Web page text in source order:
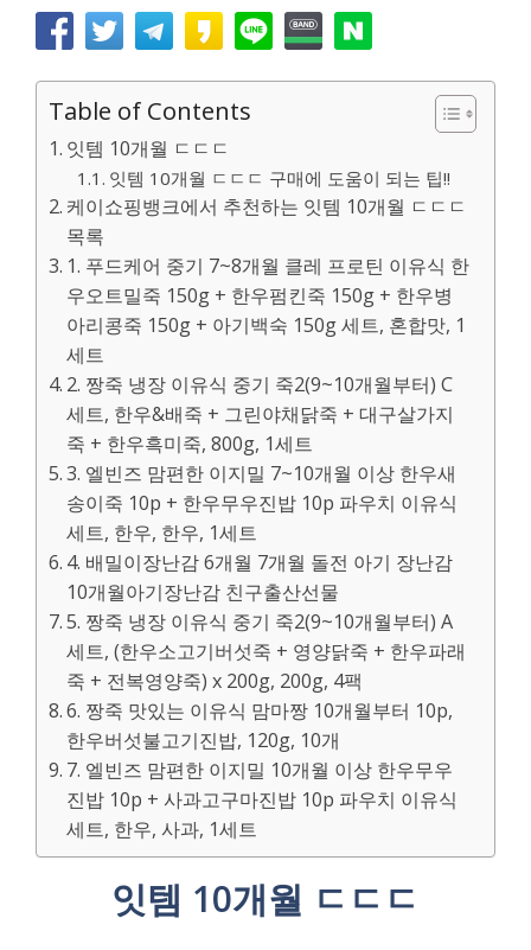
Table of Contents
잇템 10개월 ㄷㄷㄷ
잇템 10개월 ㄷㄷㄷ 구매에 도움이 되는 팁!!
케이쇼핑뱅크에서 추천하는 잇템 10개월 ㄷㄷㄷ
목록
1. 푸드케어 중기 7~8개월 클레 프로틴 이유식 한
우오트밀죽 150g + 한우펌킨죽 150g + 한우병
아리콩죽 150g + 아기백숙 150g 세트, 혼합맛, 1
세트
2. 짱죽 냉장 이유식 중기 죽2(9~10개월부터) C
세트, 한우&배죽 + 그린야채닭죽 + 대구살가지
죽 + 한우흑미죽, 800g, 1세트
3. 엘빈즈 맘편한 이지밀 7~10개월 이상 한우새
송이죽 10p + 한우무우진밥 10p 파우치 이유식
세트, 한우, 한우, 1세트
4. 배밀이장난감 6개월 7개월 돌전 아기 장난감
10개월아기장난감 친구출산선물
5. 짱죽 냉장 이유식 중기 죽2(9~10개월부터) A
세트, (한우소고기버섯죽 + 영양닭죽 + 한우파래
죽 + 전복영양죽) x 200g, 200g, 4팩
6. 짱죽 맛있는 이유식 맘마짱 10개월부터 10p,
한우버섯불고기진밥, 120g, 10개
7. 엘빈즈 맘편한 이지밀 10개월 이상 한우무우
진밥 10p + 사과고구마진밥 10p 파우치 이유식
세트, 한우, 사과, 1세트
잇템 10개월 ㄷㄷㄷ